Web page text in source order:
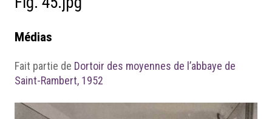
Médias
Fait partie de Dortoir des moyennes de l’abbaye de
Saint-Rambert, 1952